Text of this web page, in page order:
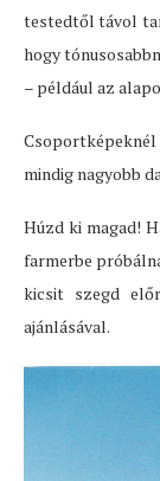
testedtől távol
hogy
– például az
mindig nagyobb
Húzd ki magad!
farmerbe
kicsit szegd
ajánlásával.